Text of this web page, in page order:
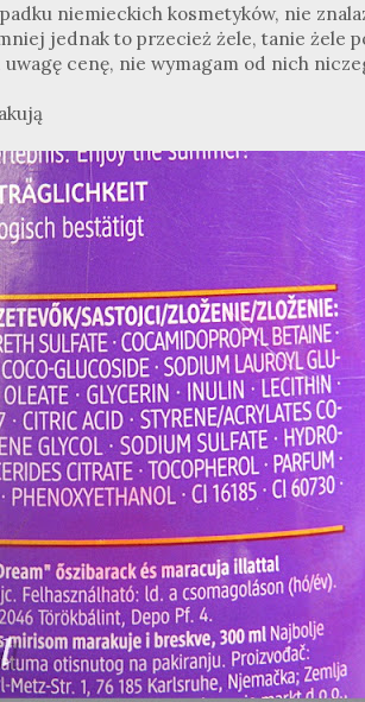
niemieckich kosmetyków, nie
jednak to przecież żele, tanie żele
cenę, nie wymagam od nich